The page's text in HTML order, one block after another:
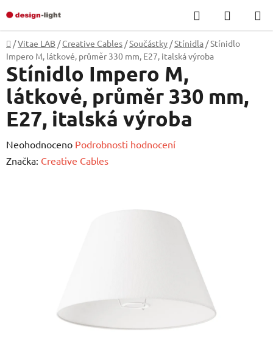
na
obsah
Hledat
KOŠÍK
Domů
/Vitae LAB / Creative Cables /Součástky /Stínidla /Stínidlo
Impero M, látkové, průměr 330 mm, E27, italská výroba
Stínidlo Impero M,
látkové, průměr 330 mm,
E27, italská výroba
Průměrné
hodnocení
Neohodnoceno Podrobnosti hodnocení
Značka: Creative Cables